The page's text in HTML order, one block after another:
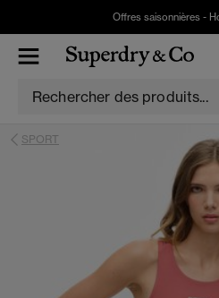
Offres saisonnières -
SPORT